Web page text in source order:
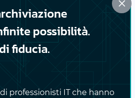
l’acquisizione
possibilità.
fiducia.
professionisti IT che hanno